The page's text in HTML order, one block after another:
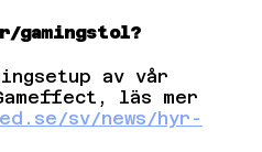
gamingstol?
av vår
läs mer
sv/news/hyr-